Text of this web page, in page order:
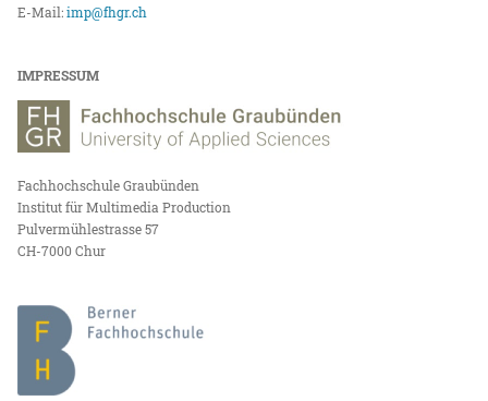
E-Mail:imp@fhgr.ch
IMPRESSUM
Fachhochschule Graubünden
Institut für Multimedia Production
Pulvermühlestrasse 57
CH-7000 Chur